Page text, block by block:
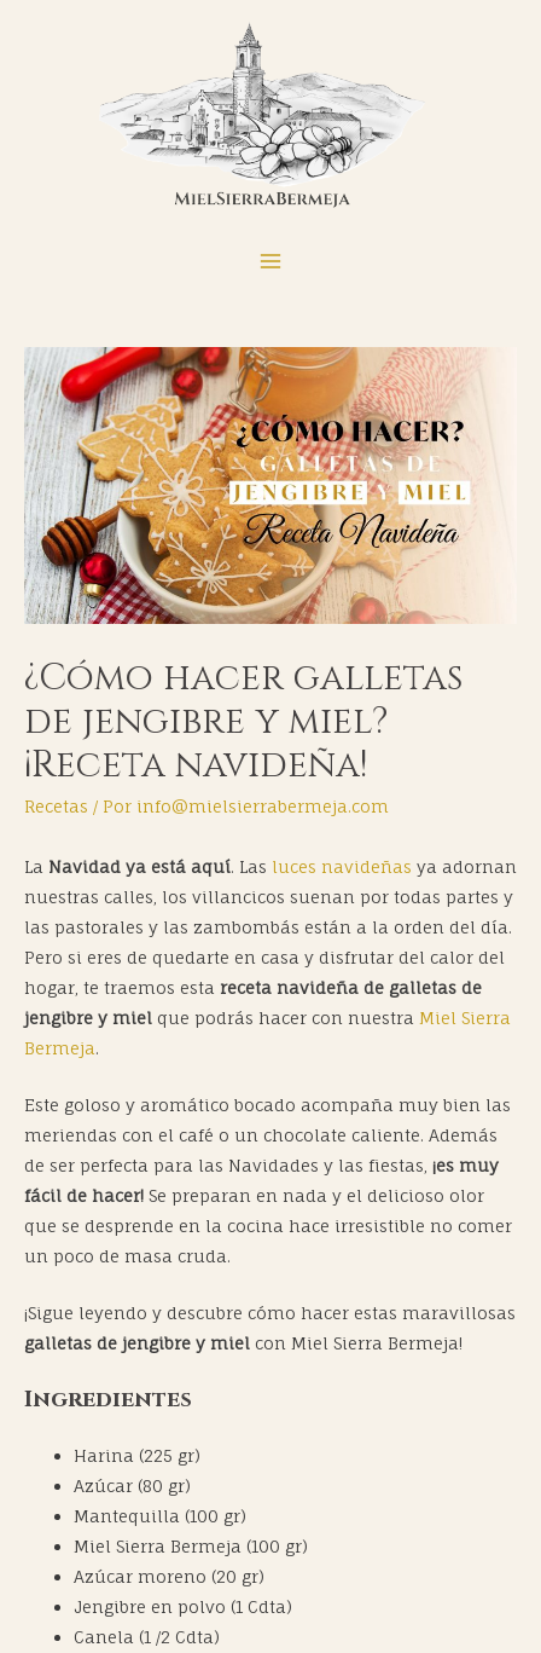
¿Cómo hacer galletas
de jengibre y miel?
¡Receta navideña!
Recetas / Por info@mielsierrabermeja.com
La Navidad ya está aquí. Las luces navideñas ya adornan
nuestras calles, los villancicos suenan por todas partes y
las pastorales y las zambombás están a la orden del día.
Pero si eres de quedarte en casa y disfrutar del calor del
hogar, te traemos esta receta navideña de galletas de
jengibre y miel que podrás hacer con nuestra Miel Sierra
Bermeja.
Este goloso y aromático bocado acompaña muy bien las
meriendas con el café o un chocolate caliente. Además
de ser perfecta para las Navidades y las fiestas, ¡es muy
fácil de hacer! Se preparan en nada y el delicioso olor
que se desprende en la cocina hace irresistible no comer
un poco de masa cruda.
¡Sigue leyendo y descubre cómo hacer estas maravillosas
galletas de jengibre y miel con Miel Sierra Bermeja!
Ingredientes
Harina (225 gr)
Azúcar (80 gr)
Mantequilla (100 gr)
Miel Sierra Bermeja (100 gr)
Azúcar moreno (20 gr)
Jengibre en polvo (1 Cdta)
Canela (1 /2 Cdta)